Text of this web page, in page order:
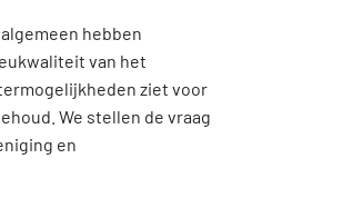
hebben
van het
ziet voor
We stellen de vraag
en